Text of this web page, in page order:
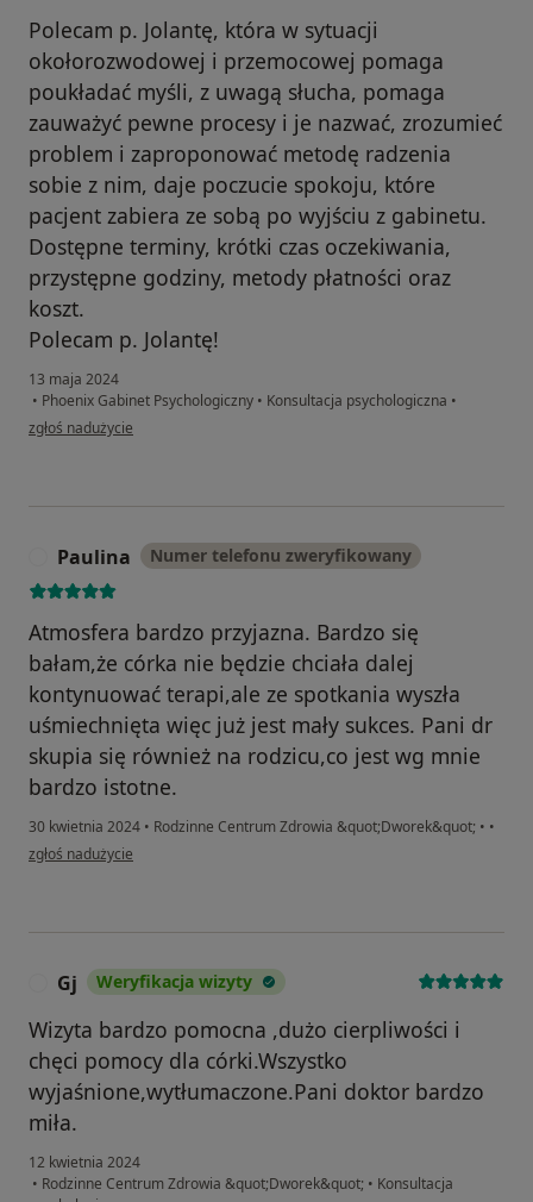
Polecam p. Jolantę, która w sytuacji
okołorozwodowej i przemocowej pomaga
poukładać myśli, z uwagą słucha, pomaga
zauważyć pewne procesy i je nazwać, zrozumieć
problem i zaproponować metodę radzenia
sobie z nim, daje poczucie spokoju, które
pacjent zabiera ze sobą po wyjściu z gabinetu.
Dostępne terminy, krótki czas oczekiwania,
przystępne godziny, metody płatności oraz
koszt.
Polecam p. Jolantę!
13 maja 2024
• Phoenix Gabinet Psychologiczny • Konsultacja psychologiczna •
w opinii użytkownika A
zgłoś nadużycie
Paulina Numer telefonu zweryfikowany
Atmosfera bardzo przyjazna. Bardzo się
bałam,że córka nie będzie chciała dalej
kontynuować terapi,ale ze spotkania wyszła
uśmiechnięta więc już jest mały sukces. Pani dr
skupia się również na rodzicu,co jest wg mnie
bardzo istotne.
30 kwietnia 2024 • Rodzinne Centrum Zdrowia &quot;Dworek&quot; • •
w opinii użytkownika Paulina
zgłoś nadużycie
Gj Weryfikacja wizyty
Wizyta bardzo pomocna ,dużo cierpliwości i
chęci pomocy dla córki.Wszystko
wyjaśnione,wytłumaczone.Pani doktor bardzo
miła.
12 kwietnia 2024
• Rodzinne Centrum Zdrowia &quot;Dworek&quot; • Konsultacja